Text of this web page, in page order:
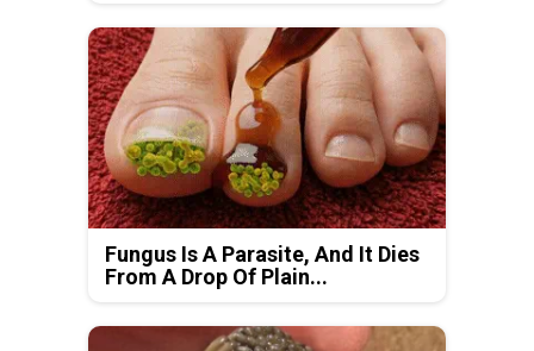
Fungus Is A Parasite, And It Dies
From A Drop Of Plain...